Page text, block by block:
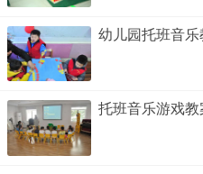
幼儿园托班音
托班音乐游戏